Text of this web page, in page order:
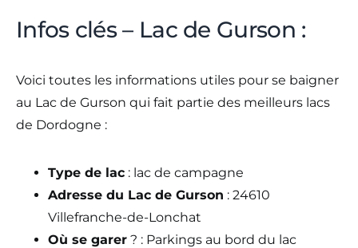
Infos clés – Lac de Gurson :
Voici toutes les informations utiles pour se baigner
au Lac de Gurson qui fait partie des meilleurs lacs
de Dordogne :
Type de lac : lac de campagne
Adresse du Lac de Gurson : 24610
Villefranche-de-Lonchat
Où se garer ? : Parkings au bord du lac